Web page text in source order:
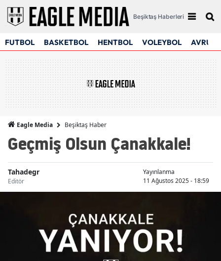
Beşiktaş Haberleri
FUTBOL BASKETBOL HENTBOL VOLEYBOL
Eagle Media Beşiktaş Haber
Geçmiş Olsun Çanakkale!
Tahadegr
Editör
Yayınlanma
11 Ağustos 2025 - 18:59